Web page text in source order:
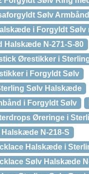
Sølv
i Forgyldt Sølv
Halskæde N-271-S-80
Ørestikker i
i Forgyldt Sølv
Sølv Halskæde
i Forgyldt Sølv
Øreringe i
N-218-S
Halskæde i
Sølv Halskæde